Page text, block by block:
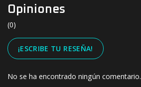
Opiniones
(0)
¡ESCRIBE TU RESEÑA!
No se ha encontrado ningún comentario.